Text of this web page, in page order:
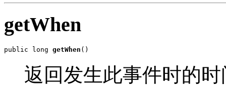
getWhen
public long getWhen ()
返回发生此事件时的